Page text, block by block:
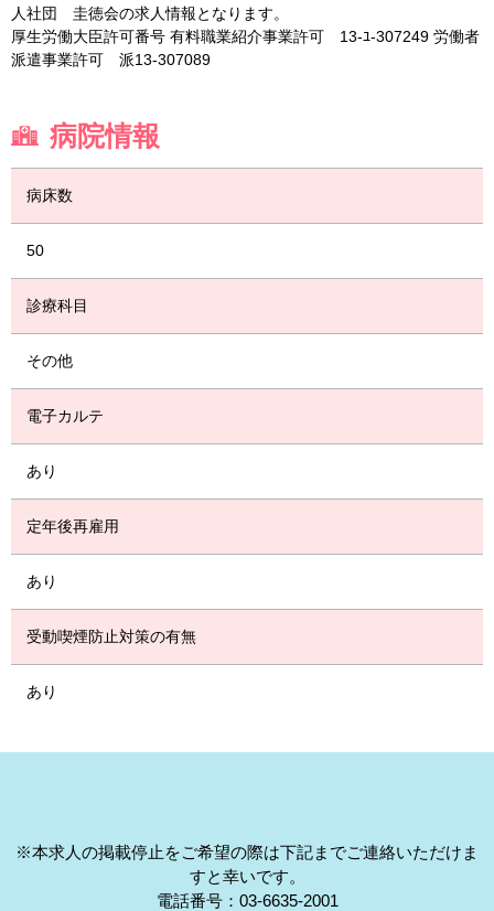
人社団 圭徳会の求人情報となります。
厚生労働大臣許可番号 有料職業紹介事業許可 13-ﾕ-307249 労働者
派遣事業許可 派13-307089
病院情報
病床数
50
診療科目
その他
電子カルテ
あり
定年後再雇用
あり
受動喫煙防止対策の有無
あり
※本求人の掲載停止をご希望の際は下記までご連絡いただけま
すと幸いです。
電話番号：03-6635-2001